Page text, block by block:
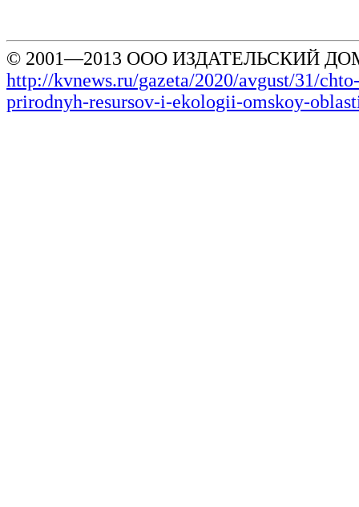
© 2001—2013 ООО ИЗДАТЕЛЬСКИЙ
http://kvnews.ru/gazeta/2020/avgust/31/
prirodnyh-resursov-i-ekologii-omskoy-